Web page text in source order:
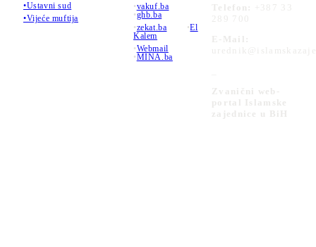
•Ustavni sud
•Vijeće muftija
•vakuf.ba
•ghb.ba
•zekat.ba •El
Kalem
•Webmail
•MINA.ba
Telefon:
+387 33
289 700
E-Mail:
Zvanični web-
portal Islamske
zajednice u BiH